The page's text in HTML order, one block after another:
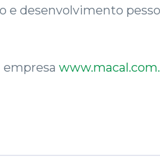
e desenvolvimento